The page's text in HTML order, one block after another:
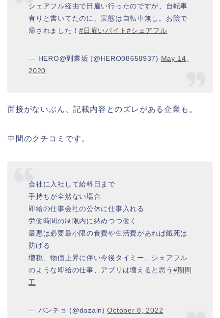
シェアフル経由で日雇い行ったのですが、自転車
有りと書いてたのに、実態は自転車無し。お陰で
帰されました！#日雇いバイト#シェアフル
— HERO@副業垢 (@HERO08658937) May 14,
2020
面接がないぶん、記載内容とのズレがある企業も。
中間のクチコミです。
会社に入社して給料日まで
手持ちが全然ない場合
即給の仕事会社の公休に仕事入れる
労働時間の制限内に納めつつ働く
最悪は必要最小限の食費や生活費があれば餓死は
防げる
増税、物価上昇に伴い今後タイミー、シェアフル
のような即給の仕事、アプリは増えると思う #期間
工
— バンチョ (@dazaln)October 8, 2022